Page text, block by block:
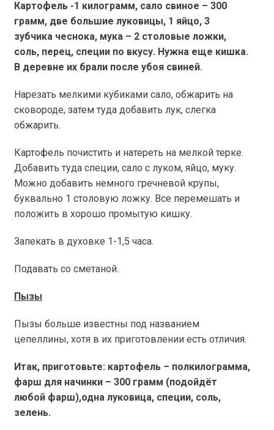
Картофель -1 килограмм, сало свиное – 300
грамм, две большие луковицы, 1 яйцо, 3
зубчика чеснока, мука – 2 столовые ложки,
соль, перец, специи по вкусу. Нужна еще кишка.
В деревне их брали после убоя свиней.
Нарезать мелкими кубиками сало, обжарить на
сковороде, затем туда добавить лук, слегка
обжарить.
Картофель почистить и натереть на мелкой терке.
Добавить туда специи, сало с луком, яйцо, муку.
Можно добавить немного гречневой крупы,
буквально 1 столовую ложку. Все перемешать и
положить в хорошо промытую кишку.
Запекать в духовке 1-1,5 часа.
Подавать со сметаной.
Пызы
Пызы больше известны под названием
цепеллины, хотя в их приготовлении есть отличия.
Итак, приготовьте: картофель – полкилограмма,
фарш для начинки – 300 грамм (подойдёт
любой фарш),одна луковица, специи, соль,
зелень.